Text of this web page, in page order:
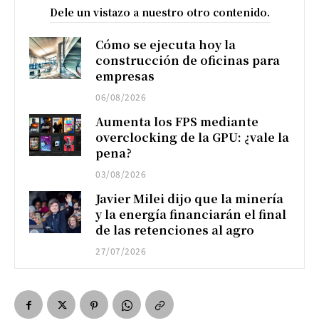
Dele un vistazo a nuestro otro contenido.
Cómo se ejecuta hoy la
construcción de oficinas para
empresas
06/08/2026
Aumenta los FPS mediante
overclocking de la GPU: ¿vale la
pena?
03/08/2026
Javier Milei dijo que la minería
y la energía financiarán el final
de las retenciones al agro
27/07/2026